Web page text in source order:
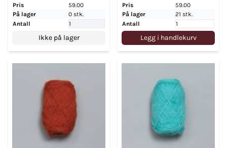
Pris
59.00
På lager
0 stk.
Antall
Ikke på lager
Pris
59.00
På lager
21 stk.
Antall
Legg i handlekurv